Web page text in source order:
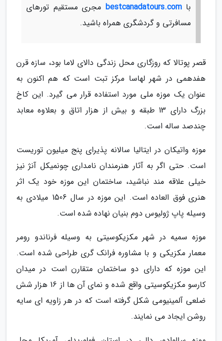
باbestcanadatours.com مجری مستقیم تورهای
مسافرتی و گردشگری همراه باشید.
قصر پوتالا که روزگاری محل زندگی دالای لاما بود، سازه قرن
هفدهمی در شهر لهاسا مرکز تبت است که هم اکنون به
عنوان یک موزه ملی مورد استفاده قرار می گیرد. این کاخ
بزرگ دارای 13 طبقه و بیش از هزار اتاق و بعلاوه معابد
چندصد ساله است.
موزه واتیکان در ایتالیا سالانه پذیرای پنج میلیون توریست
است. حتی اگر به آثار هنرمندان نامداری چونمیکل آنژ نیز
خیلی علاقه مند نباشید، ساختمان این موزه خود یک اثر
هنری فوق العاده است. این موزه در سال 1506 میلادی به
وسیله پاپ ژولیوس دوم بنیان نهاده شده است.
موزه سمیه در شهر مکزیکوسیتی به وسیله فرناندو رومر
معمار مکزیکی و با مشاوره فرانک گری طراحی شده است.
این موزه که دارای دو ساختمان متقارن است در میدان
کارسو مکزیکوسیتی واقع شده و نمای آن ها از 16 هزار شش
ضلعی آلمینیومی شکل گرفته است که در هر زاویه ای سایه
روشن ایجاد می نمایند.